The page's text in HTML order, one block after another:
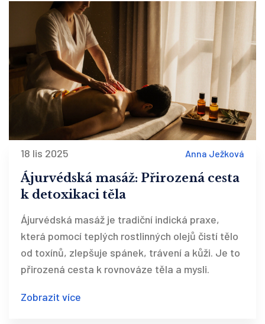
18 lis 2025 Anna Ježková
Ájurvédská masáž: Přirozená cesta
k detoxikaci těla
Ájurvédská masáž je tradiční indická praxe,
která pomocí teplých rostlinných olejů čistí tělo
od toxínů, zlepšuje spánek, trávení a kůži. Je to
přirozená cesta k rovnováze těla a mysli.
Zobrazit více